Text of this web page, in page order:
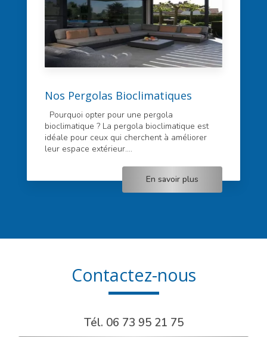
Nos Pergolas Bioclimatiques
Pourquoi opter pour une pergola
bioclimatique ? La pergola bioclimatique est
idéale pour ceux qui cherchent à améliorer
leur espace extérieur....
En savoir plus
Contactez-nous
Tél. 06 73 95 21 75